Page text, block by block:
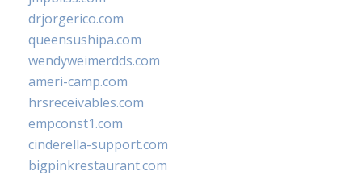
drjorgerico.com
queensushipa.com
wendyweimerdds.com
ameri-camp.com
hrsreceivables.com
empconst1.com
cinderella-support.com
bigpinkrestaurant.com